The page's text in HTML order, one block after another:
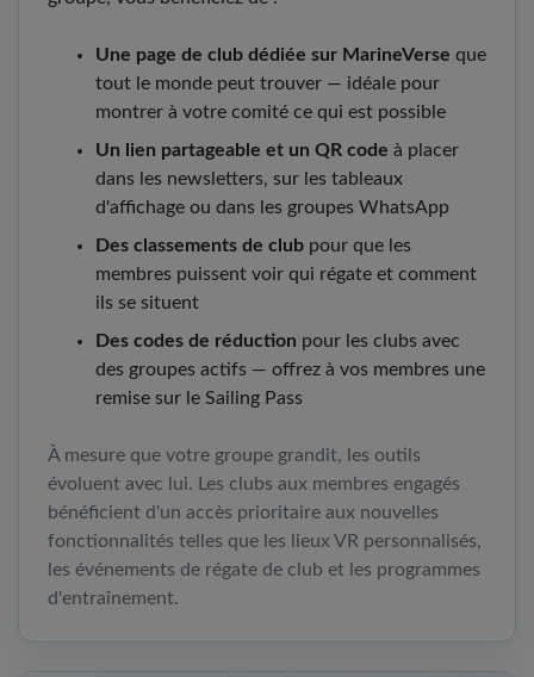
Une page de club dédiée sur MarineVerse que
tout le monde peut trouver — idéale pour
montrer à votre comité ce qui est possible
Un lien partageable et un QR code à placer
dans les newsletters, sur les tableaux
d'affichage ou dans les groupes WhatsApp
Des classements de club pour que les
membres puissent voir qui régate et comment
ils se situent
Des codes de réduction pour les clubs avec
des groupes actifs — offrez à vos membres une
remise sur le Sailing Pass
À mesure que votre groupe grandit, les outils
évoluent avec lui. Les clubs aux membres engagés
bénéficient d'un accès prioritaire aux nouvelles
fonctionnalités telles que les lieux VR personnalisés,
les événements de régate de club et les programmes
d'entraînement.